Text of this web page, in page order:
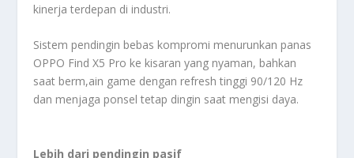
kinerja terdepan di industri.
Sistem pendingin bebas kompromi menurunkan panas
OPPO Find X5 Pro ke kisaran yang nyaman, bahkan
saat berm,ain game dengan refresh tinggi 90/120 Hz
dan menjaga ponsel tetap dingin saat mengisi daya.
Lebih dari pendingin pasif